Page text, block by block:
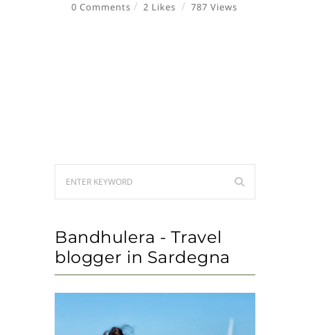
0 Comments 2 Likes 787 Views
Bandhulera - Travel
blogger in Sardegna